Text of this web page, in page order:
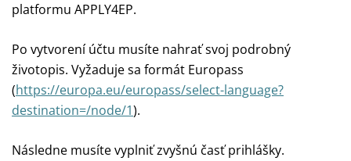
platformu APPLY4EP.
Po vytvorení účtu musíte nahrať svoj podrobný
životopis. Vyžaduje sa formát Europass
(https://europa.eu/europass/select-language?
destination=/node/1).
Následne musíte vyplniť zvyšnú časť prihlášky.